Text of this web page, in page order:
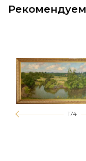
Рекомендуем
174